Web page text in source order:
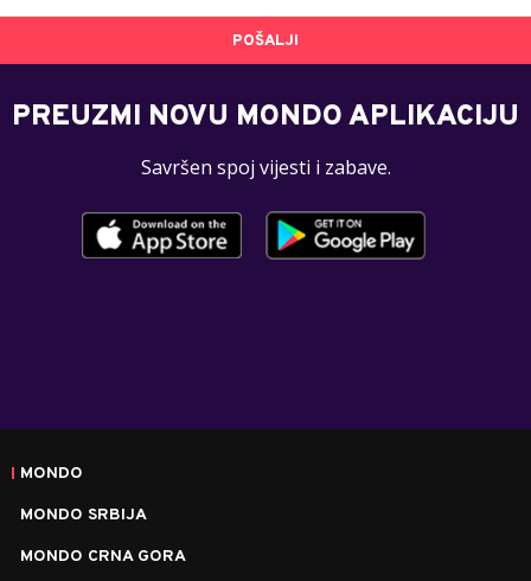
POŠALJI
PREUZMI NOVU MONDO APLIKACIJU
Savršen spoj vijesti i zabave.
MONDO
MONDO SRBIJA
MONDO CRNA GORA